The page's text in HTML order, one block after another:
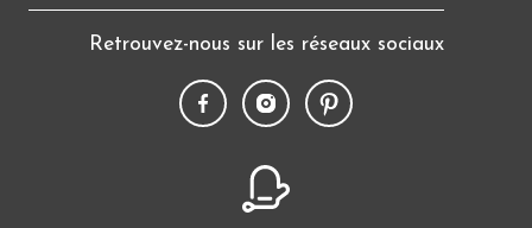
Retrouvez-nous sur les réseaux sociaux